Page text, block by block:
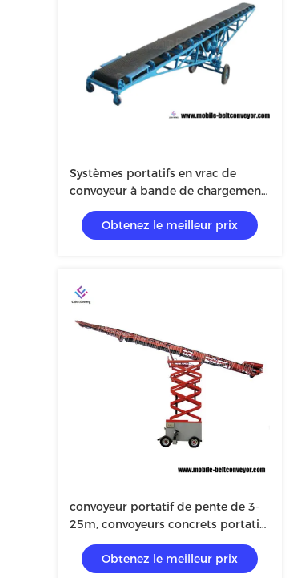
Systèmes portatifs en vrac de
convoyeur à bande de chargement,
convoyeurs à bande portatifs
légers pour les matériaux en vrac
Obtenez le meilleur prix
convoyeur portatif de pente de 3-
25m, convoyeurs concrets portatifs
avec l'ascenseur hydraulique
Obtenez le meilleur prix